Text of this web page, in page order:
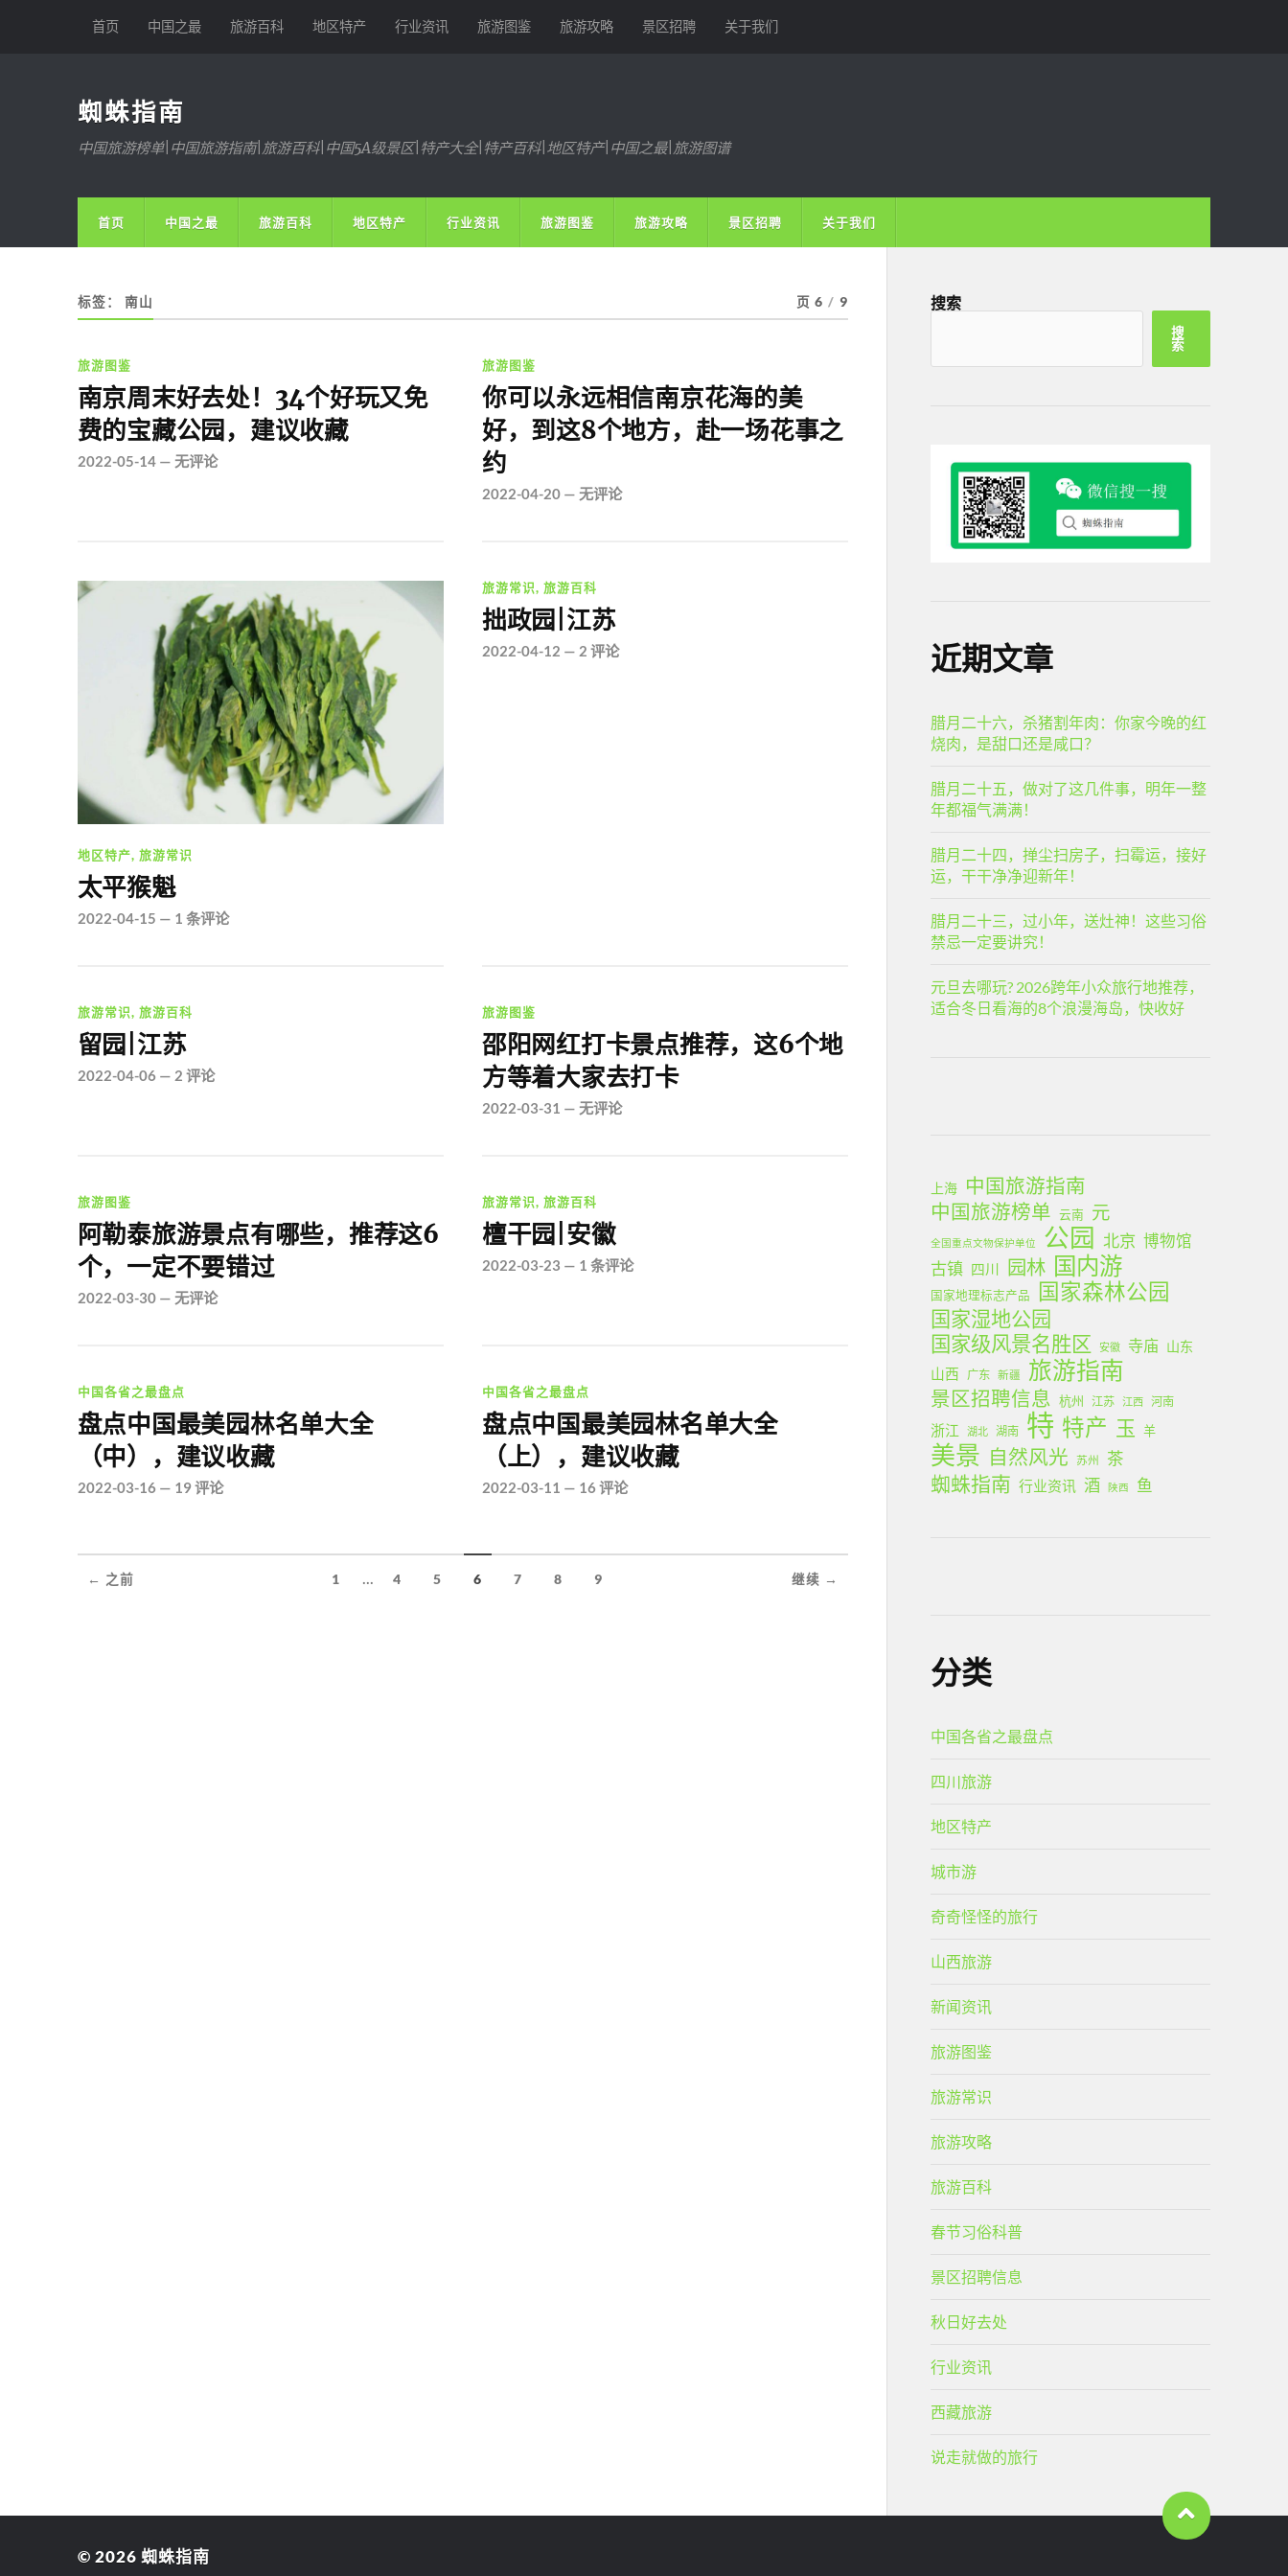
首页 中国之最 旅游百科 地区特产 行业资讯 旅游图鉴 旅游攻略 景区招聘 关于我们
蜘蛛指南
中国旅游榜单|中国旅游指南|旅游百科|中国5A级景区|特产大全|特产百科|地区特产|中国之最|旅游图谱
首页 中国之最 旅游百科 地区特产 行业资讯 旅游图鉴 旅游攻略 景区招聘 关于我们
标签： 南山 页 6 / 9
旅游图鉴
南京周末好去处！34个好玩又免
费的宝藏公园，建议收藏
2022-05-14— 无评论
旅游图鉴
你可以永远相信南京花海的美
好，到这8个地方，赴一场花事之
约
2022-04-20— 无评论
地区特产, 旅游常识
太平猴魁
2022-04-15 — 1 条评论
旅游常识, 旅游百科
拙政园|江苏
2022-04-12 — 2 评论
旅游常识, 旅游百科
留园|江苏
2022-04-06— 2 评论
旅游图鉴
邵阳网红打卡景点推荐，这6个地
方等着大家去打卡
2022-03-31 — 无评论
旅游图鉴
阿勒泰旅游景点有哪些，推荐这6
个，一定不要错过
2022-03-30— 无评论
旅游常识, 旅游百科
檀干园|安徽
2022-03-23 — 1 条评论
中国各省之最盘点
盘点中国最美园林名单大全
（中），建议收藏
2022-03-16— 19 评论
中国各省之最盘点
盘点中国最美园林名单大全
（上），建议收藏
2022-03-11 — 16 评论
← 之前 1 ... 4 5 6 7 8 9 继续 →
搜索
搜
索
近期文章
腊月二十六，杀猪割年肉：你家今晚的红
烧肉，是甜口还是咸口？
腊月二十五，做对了这几件事，明年一整
年都福气满满！
腊月二十四，掸尘扫房子，扫霉运，接好
运，干干净净迎新年！
腊月二十三，过小年，送灶神！这些习俗
禁忌一定要讲究！
元旦去哪玩? 2026跨年小众旅行地推荐，
适合冬日看海的8个浪漫海岛，快收好
上海
中国旅游指南
中国旅游榜单 云南 元
全国重点文物保护单位 公园 北京 博物馆
古镇 四川 园林 国内游
国家地理标志产品 国家森林公园
国家湿地公园
国家级风景名胜区
安徽 寺庙 山东
山西 广东 新疆 旅游指南
景区招聘信息 杭州 江苏 江西 河南
浙江 湖北 湖南 特 特产 玉 羊
美景 自然风光 苏州 茶
蜘蛛指南 行业资讯 酒 陕西 鱼
分类
中国各省之最盘点
四川旅游
地区特产
城市游
奇奇怪怪的旅行
山西旅游
新闻资讯
旅游图鉴
旅游常识
旅游攻略
旅游百科
春节习俗科普
景区招聘信息
秋日好去处
行业资讯
西藏旅游
说走就做的旅行
© 2026 蜘蛛指南